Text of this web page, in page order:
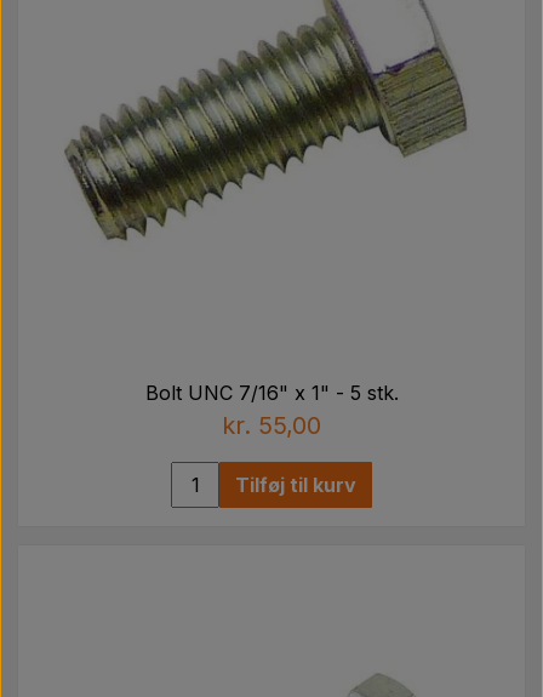
Bolt UNC 7/16" x 1" - 5 stk.
kr. 55,00
Tilføj til kurv